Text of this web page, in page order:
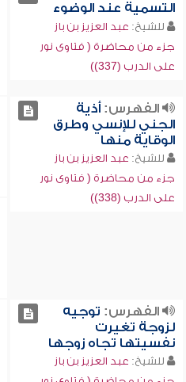
التسمية عند الوضوء
للشيخ: عبد العزيز بن باز
جزء من محاضرة ( فتاوى نور
على الدرب (337))
الفهرس:أذية
الجني للإنسي وطرق
الوقاية منها
للشيخ: عبد العزيز بن باز
جزء من محاضرة ( فتاوى نور
على الدرب (338))
الفهرس: توجيه
لزوجة تغيرت
نفسيتها تجاه زوجها
للشيخ: عبد العزيز بن باز